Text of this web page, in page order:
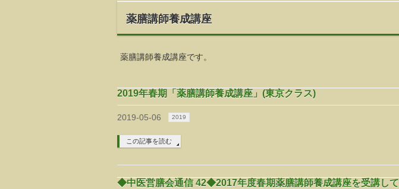
薬膳講師養成講座
薬膳講師養成講座です。
2019年春期「薬膳講師養成講座」(東京クラス)
2019-05-06 2019
この記事を読む
◆中医営膳会通信 42◆2017年度春期薬膳講師養成講座を受講して